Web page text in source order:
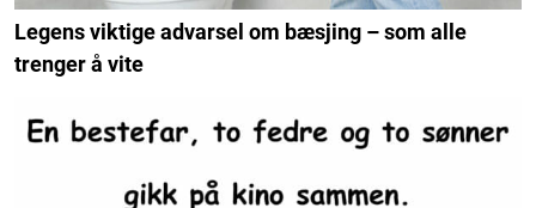
Legens viktige advarsel om bæsjing – som alle
trenger å vite